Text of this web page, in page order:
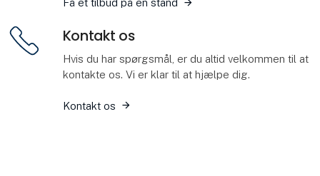
Få et tilbud på en stand
Kontakt os
Hvis du har spørgsmål, er du altid velkommen til at
kontakte os. Vi er klar til at hjælpe dig.
Kontakt os